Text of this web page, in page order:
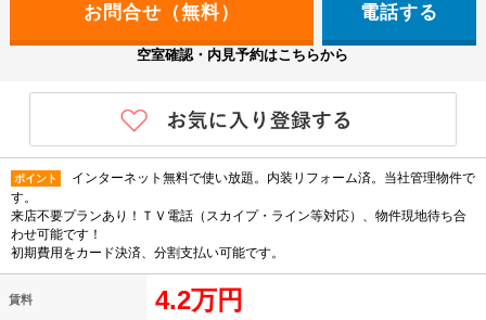
電話する
空室確認・内見予約はこちらから
ポイント
インターネット無料で使い放題。内装リフォーム済。当社管理物件で
す。
来店不要プランあり！ＴＶ電話（スカイプ・ライン等対応）、物件現地待ち合
わせ可能です！
初期費用をカード決済、分割支払い可能です。
賃料 4.2万円